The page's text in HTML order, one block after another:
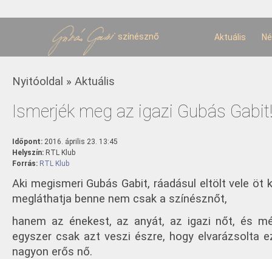
színésznő Aktuális
Jelenlegi hely
Nyitóoldal » Aktuális
Ismerjék meg az igazi Gubás
Időpont: 2016. április 23. 13:45
Helyszín: RTL Klub
Forrás: RTL Klub
Aki megismeri Gubás Gabit, ráadásul eltölt vele öt
megláthatja benne nem csak a színésznőt,
hanem az énekest, az anyát, az igazi nőt, és
egyszer csak azt veszi észre, hogy elvarázsolta
nagyon erős nő.